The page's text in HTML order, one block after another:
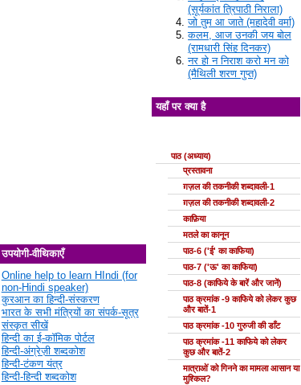
उपयोगी-वीथिकाएँ
Online help to learn HIndi (for
non-Hindi speaker)
कुरआन का हिन्दी-संस्करण
भारत के सभी मंत्रियों का संपर्क-सूत्र
संस्कृत सीखें
हिन्दी का ई-कॉमिक पोर्टल
हिन्दी-अंग्रेज़ी शब्दकोश
हिन्दी-टंकण यंत्र
हिन्दी-हिन्दी शब्दकोश
(सूर्यकांत त्रिपाठी निराला)
जो तुम आ जाते (महादेवी वर्मा)
कलम, आज उनकी जय बोल
(रामधारी सिंह दिनकर)
नर हो न निराश करो मन को
(मैथिली शरण गुप्त)
यहाँ पर क्या है
पाठ (अध्याय)
प्रस्तावना
ग़ज़ल की तकनीकी शब्दावली-1
ग़ज़ल की तकनीकी शब्दावली-2
काफ़िया
मतले का कानून
पाठ-6 ('ई' का काफिया)
पाठ-7 ('ऊ' का काफिया)
पाठ-8 (काफिये के बारें और जानें)
पाठ क्रमांक -9 काफिये को लेकर कुछ
और बातें-1
पाठ क्रमांक -10 गुरुजी की डाँट
पाठ क्रमांक -11 काफिये को लेकर
कुछ और बातें-2
मात्राओं को गिनने का मामला आसान या
मुश्किल?